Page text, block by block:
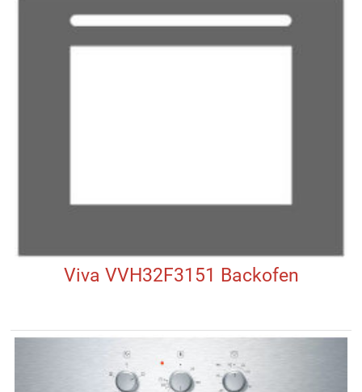
Viva VVH32F3151 Backofen